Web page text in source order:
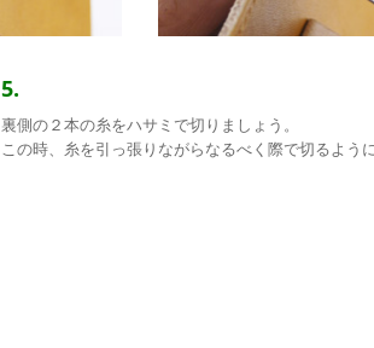
5.
裏側の２本の糸をハサミで切りましょう。
この時、糸を引っ張りながらなるべく際で切るよう